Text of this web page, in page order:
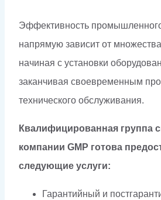
Эффективность
напрямую зависит от
начиная с установки
заканчивая своевременным
технического обслуживания.
Квалифицированная группа
компании GMP готова
следующие услуги:
Гарантийный и